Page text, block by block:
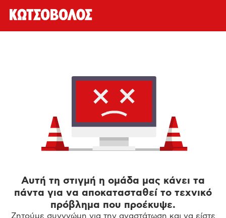
Αυτή τη στιγμή η ομάδα μας κάνει τα
πάντα για να αποκατασταθεί το τεχνικό
πρόβλημα που προέκυψε.
Ζητούμε συγγνώμη για την αναστάτωση και να είστε